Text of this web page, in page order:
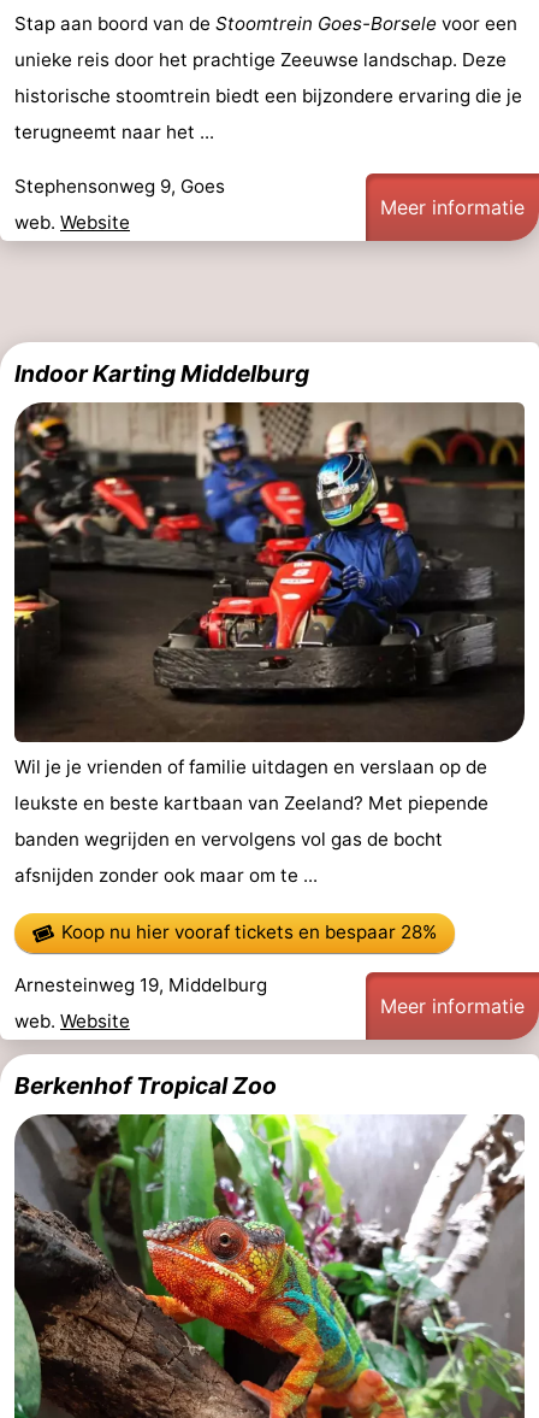
Stap aan boord van de Stoomtrein Goes-Borsele voor een
unieke reis door het prachtige Zeeuwse landschap. Deze
historische stoomtrein biedt een bijzondere ervaring die je
terugneemt naar het ...
Stephensonweg 9, Goes
web. Website
Meer informatie
Indoor Karting Middelburg
Wil je je vrienden of familie uitdagen en verslaan op de
leukste en beste kartbaan van Zeeland? Met piepende
banden wegrijden en vervolgens vol gas de bocht
afsnijden zonder ook maar om te ...
Koop nu hier vooraf ticketsen bespaar 28%
Arnesteinweg 19, Middelburg
web. Website
Meer informatie
Berkenhof Tropical Zoo